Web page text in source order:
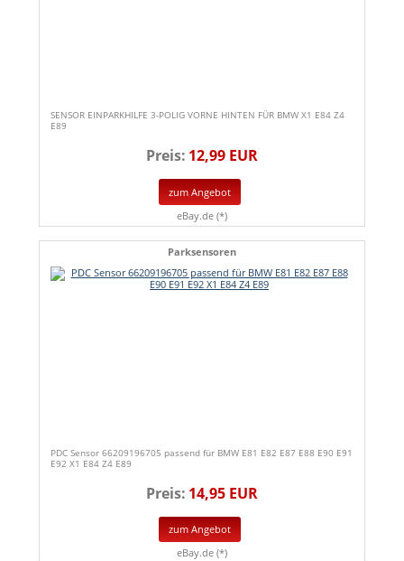
SENSOR EINPARKHILFE 3-POLIG VORNE HINTEN FÜR BMW X1 E84 Z4
E89
Preis: 12,99 EUR
zum Angebot
eBay.de (*)
Parksensoren
PDC Sensor 66209196705 passend für BMW E81 E82 E87 E88 E90 E91
E92 X1 E84 Z4 E89
Preis: 14,95 EUR
zum Angebot
eBay.de (*)